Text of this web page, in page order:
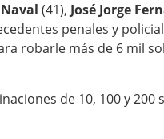
(41), José Jorge
penales y
robarle más de 6 mil
de 10, 100 y 200